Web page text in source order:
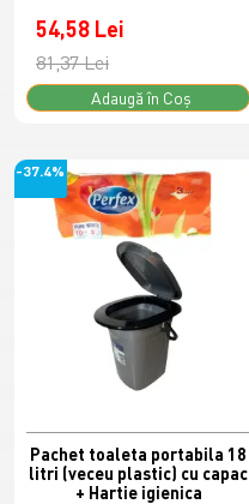
54,58 Lei
81,37 Lei
Adaugă în Coş
-37.4%
Pachet toaleta portabila 18
litri (veceu plastic) cu capac
+ Hartie igienica